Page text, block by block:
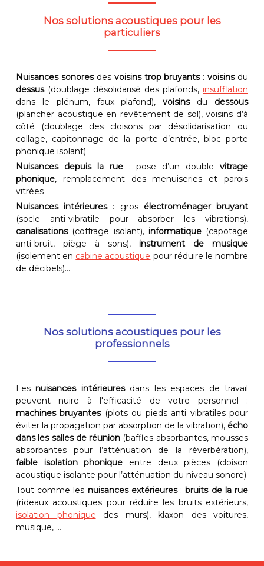
Nos solutions acoustiques pour les
particuliers
Nuisances sonoresdes voisins trop bruyants:voisinsdu
dessus(doublage désolidarisé des plafonds, insufflation
dans le plénum, faux plafond),voisinsdu dessous
(plancher acoustique en revêtement de sol), voisins d’à
côté (doublage des cloisons par désolidarisation ou
collage, capitonnage de la porte d’entrée, bloc porte
phonique isolant)
Nuisances depuis la rue: pose d’un double vitrage
phonique, remplacement des menuiseries et parois
vitrées
Nuisances intérieures: grosélectroménager bruyant
(socle anti-vibratile pour absorber les vibrations),
canalisations(coffrage isolant), informatique(capotage
anti-bruit, piège à sons), instrument de musique
(isolement en cabine acoustique pour réduire le nombre
de décibels)...
Nos solutions acoustiques pour les
professionnels
Les nuisances intérieuresdans les espaces de travail
peuvent nuire à l'efficacité de votre personnel :
machines bruyantes(plots ou pieds anti vibratiles pour
éviter la propagation par absorption de la vibration), écho
dans les salles de réunion (baffles absorbantes, mousses
absorbantes pour l’atténuation de la réverbération),
faible isolation phonique entre deux pièces (cloison
acoustique isolante pour l’atténuation du niveau sonore)
Tout comme les nuisances extérieures:bruits de la rue
(rideaux acoustiques pour réduire les bruits extérieurs,
isolation phonique des murs), klaxon des voitures,
musique, ...